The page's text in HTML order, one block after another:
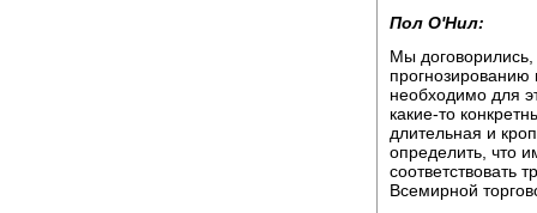
Пол О'Нил:
Мы договорились,
прогнозированию
необходимо для
какие-то
длительная и
определить, что
соответствовать
Всемирной